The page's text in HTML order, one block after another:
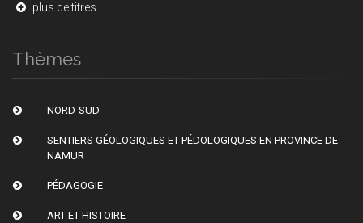
plus de titres
Thèmes
NORD-SUD
SENTIERS GÉOLOGIQUES ET PÉDOLOGIQUES EN PROVINCE DE
NAMUR
PÉDAGOGIE
ART ET HISTOIRE